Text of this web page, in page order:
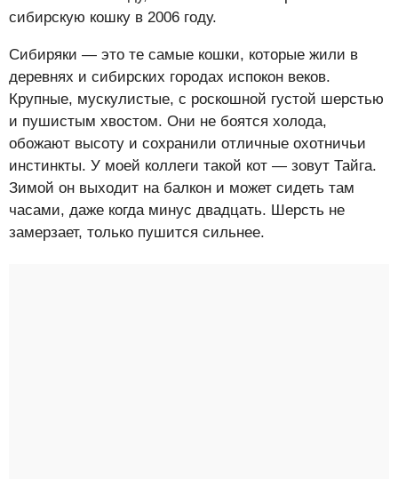
сибирскую кошку в 2006 году.
Сибиряки — это те самые кошки, которые жили в
деревнях и сибирских городах испокон веков.
Крупные, мускулистые, с роскошной густой шерстью
и пушистым хвостом. Они не боятся холода,
обожают высоту и сохранили отличные охотничьи
инстинкты. У моей коллеги такой кот — зовут Тайга.
Зимой он выходит на балкон и может сидеть там
часами, даже когда минус двадцать. Шерсть не
замерзает, только пушится сильнее.